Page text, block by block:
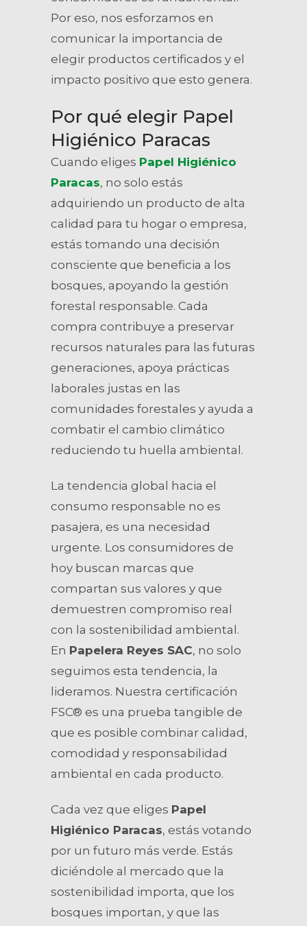
Por eso, nos esforzamos en
comunicar la importancia de
elegir productos certificados y el
impacto positivo que esto genera.
Por qué elegir Papel
Higiénico Paracas
Cuando eliges Papel Higiénico
Paracas, no solo estás
adquiriendo un producto de alta
calidad para tu hogar o empresa,
estás tomando una decisión
consciente que beneficia a los
bosques, apoyando la gestión
forestal responsable. Cada
compra contribuye a preservar
recursos naturales para las futuras
generaciones, apoya prácticas
laborales justas en las
comunidades forestales y ayuda a
combatir el cambio climático
reduciendo tu huella ambiental.
La tendencia global hacia el
consumo responsable no es
pasajera, es una necesidad
urgente. Los consumidores de
hoy buscan marcas que
compartan sus valores y que
demuestren compromiso real
con la sostenibilidad ambiental.
En Papelera Reyes SAC, no solo
seguimos esta tendencia, la
lideramos. Nuestra certificación
FSC® es una prueba tangible de
que es posible combinar calidad,
comodidad y responsabilidad
ambiental en cada producto.
Cada vez que eliges Papel
Higiénico Paracas, estás votando
por un futuro más verde. Estás
diciéndole al mercado que la
sostenibilidad importa, que los
bosques importan, y que las